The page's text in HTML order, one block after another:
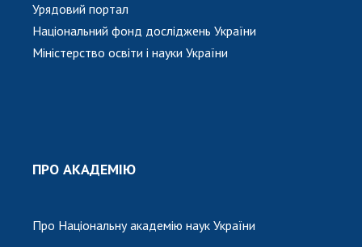
Урядовий портал
Національний фонд досліджень України
Міністерство освіти і науки України
ПРО АКАДЕМІЮ
Про Національну академію наук України